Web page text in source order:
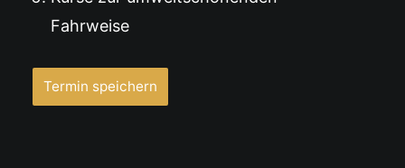
Fahrweise
Termin speichern